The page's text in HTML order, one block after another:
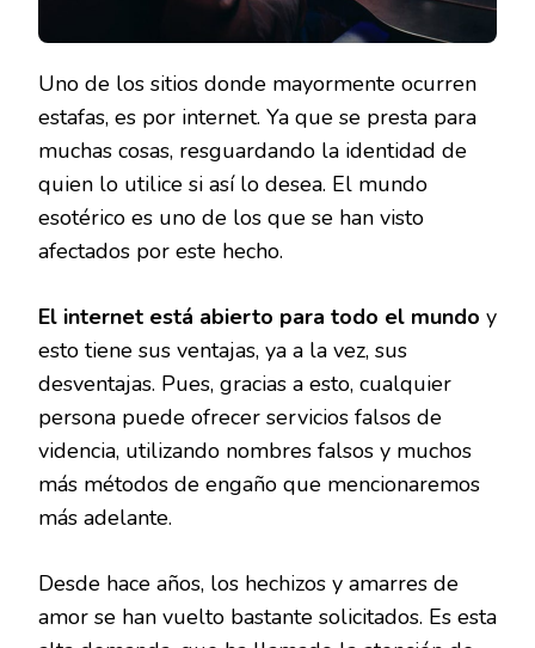
Uno de los sitios donde mayormente ocurren
estafas, es por internet. Ya que se presta para
muchas cosas, resguardando la identidad de
quien lo utilice si así lo desea. El mundo
esotérico es uno de los que se han visto
afectados por este hecho.
El internet está abierto para todo el mundo y
esto tiene sus ventajas, ya a la vez, sus
desventajas. Pues, gracias a esto, cualquier
persona puede ofrecer servicios falsos de
videncia, utilizando nombres falsos y muchos
más métodos de engaño que mencionaremos
más adelante.
Desde hace años, los hechizos y amarres de
amor se han vuelto bastante solicitados. Es esta